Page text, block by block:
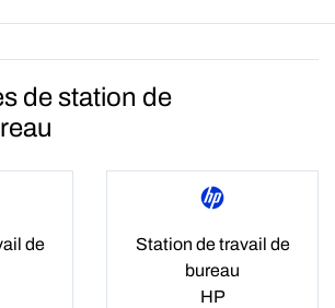
de station de
de
Station de travail de
bureau
HP